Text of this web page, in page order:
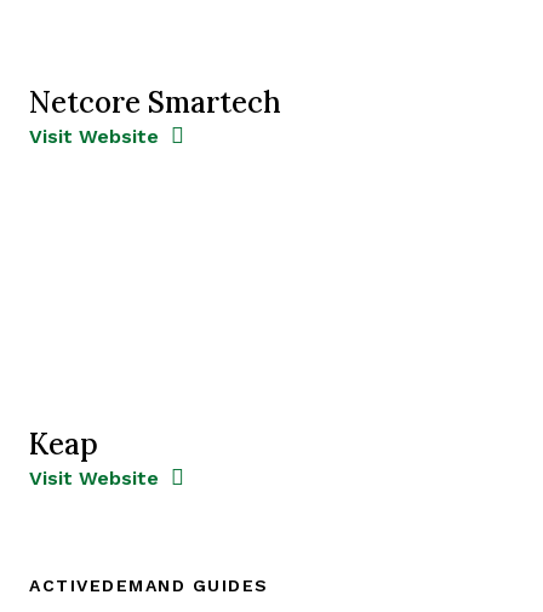
Netcore Smartech
Opens new window
Visit Website Opens New Window
Keap
Opens new window
Visit Website Opens New Window
ACTIVEDEMAND GUIDES